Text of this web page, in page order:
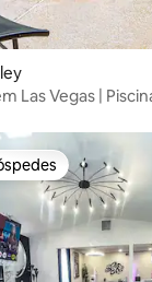
Las Vegas |